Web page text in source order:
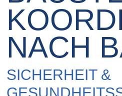
NACH
SICHERHEIT &